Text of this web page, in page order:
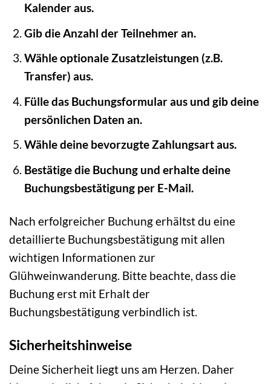
Kalender aus.
Gib die Anzahl der Teilnehmer an.
Wähle optionale Zusatzleistungen (z.B.
Transfer) aus.
Fülle das Buchungsformular aus und gib deine
persönlichen Daten an.
Wähle deine bevorzugte Zahlungsart aus.
Bestätige die Buchung und erhalte deine
Buchungsbestätigung per E-Mail.
Nach erfolgreicher Buchung erhältst du eine
detaillierte Buchungsbestätigung mit allen
wichtigen Informationen zur
Glühweinwanderung. Bitte beachte, dass die
Buchung erst mit Erhalt der
Buchungsbestätigung verbindlich ist.
Sicherheitshinweise
Deine Sicherheit liegt uns am Herzen. Daher